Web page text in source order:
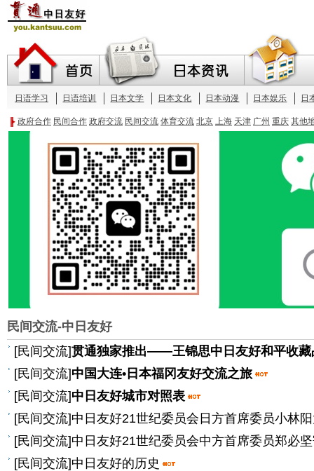
民间交流-中日友好
[民间交流]贯通独家推出——王锦思中日友好和平收藏
[民间交流]中国大连•日本福冈友好交流之旅
[民间交流]中日友好城市对照表
[民间交流]中日友好21世纪委员会日方首席委员小林
[民间交流]中日友好21世纪委员会中方首席委员郑必
[民间交流]中日友好的历史